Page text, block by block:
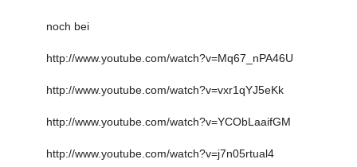
noch bei
http://www.youtube.com/watch?v=Mq67_nPA46U
http://www.youtube.com/watch?v=vxr1qYJ5eKk
http://www.youtube.com/watch?v=YCObLaaifGM
http://www.youtube.com/watch?v=j7n05rtual4